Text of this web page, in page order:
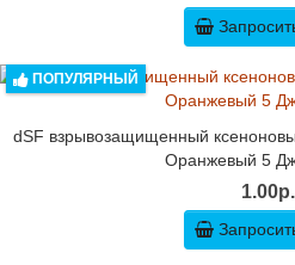
ПОПУЛЯРНЫЙ
dSF взрывозащищенный
Оранжевый 5
1.00р.